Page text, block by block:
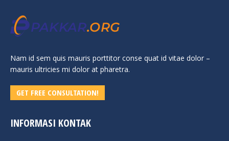
Nam id sem quis mauris porttitor conse quat id vitae dolor –
mauris ultricies mi dolor at pharetra.
GET FREE CONSULTATION!
INFORMASI KONTAK